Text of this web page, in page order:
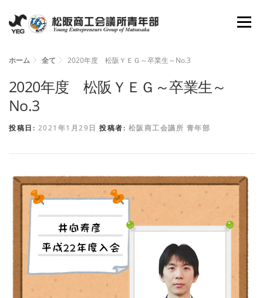
メニュ
ホーム YEGとは 会長所信
理事抱負
ホーム 全て 2020年度 松阪ＹＥＧ～卒業生～No.3
2020年度 松阪ＹＥＧ～卒業生～
No.3
投稿日: 2021年1月29日 投稿者: 松阪商工会議所 青年部